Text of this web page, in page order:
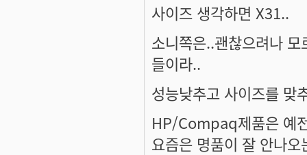
사이즈 생각하면 X31..
소니쪽은..괜찮으려나
들이라..
성능낮추고 사이즈를 맞
HP/Compaq제품은 예
요즘은 명품이 잘 안나오